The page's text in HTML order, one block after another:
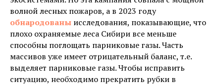
волной лесных пожаров, а в 2023 году
обнародованы исследования, показывающие, что
плохо охраняемые леса Сибири все меньше
способны поглощать парниковые газы. Часть
массивов уже имеет отрицательный баланс, т.е.
выделяет парниковые газы. Чтобы исправить
ситуацию, необходимо прекратить рубки в